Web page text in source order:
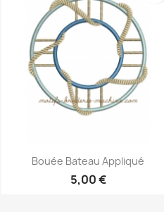
Aperçu rapide
Bouée Bateau Appliqué
5,00 €